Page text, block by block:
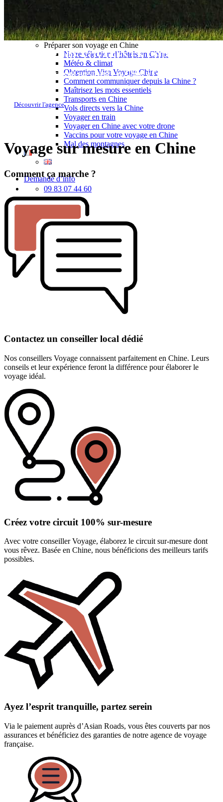
La Chine vue du ciel
Visiter la Chine pour voir le monde
Les langues en Chine : une étonnante diversité
Préparer son voyage en Chine
Notre sélection d’hôtels en Chine
Météo & climat
Obtention Visa Voyage Chine
Comment communiquer depuis la Chine ?
Maîtrisez les mots essentiels
Transports en Chine
Vols directs vers la Chine
Voyager en train
Voyager en Chine avec votre drone
Vaccins pour votre voyage en Chine
Mal des montagnes
Demande d’info
09 83 07 44 60
CRÉATEURS DE VOYAGES EN CHINE
Elaborez votre circuit sur-mesure en Chine à l’aide de nos experts
Découvrir l'agence
Voyage sur mesure en Chine
Comment ça marche ?
Contactez un conseiller local dédié
Nos conseillers Voyage connaissent parfaitement en Chine. Leurs
conseils et leur expérience feront la différence pour élaborer le
voyage idéal.
Créez votre circuit 100% sur-mesure
Avec votre conseiller Voyage, élaborez le circuit sur-mesure dont
vous rêvez. Basée en Chine, nous bénéficions des meilleurs tarifs
possibles.
Ayez l’esprit tranquille, partez serein
Via le paiement auprès d’Asian Roads, vous êtes couverts par nos
assurances et bénéficiez des garanties de notre agence de voyage
française.